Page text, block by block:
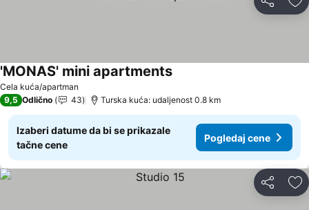
Deli
Cela kuća/apartman
'MONAS' mini apartments
9,5 Odlično 43 Turska kuća: udaljenost 0.8 km
Izaberi datume da bi se prikazale
tačne cene
Pogledaj cene
Deli